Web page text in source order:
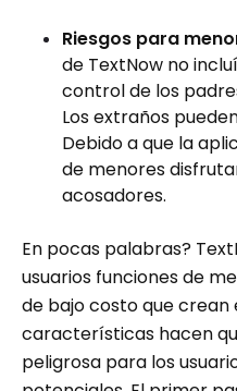
Riesgos para
de TextNow no
control de los
Los extraños
Debido a que la
de menores
acosadores.
En pocas palabras?
usuarios funciones de
de bajo costo que crean
características hacen
peligrosa para los